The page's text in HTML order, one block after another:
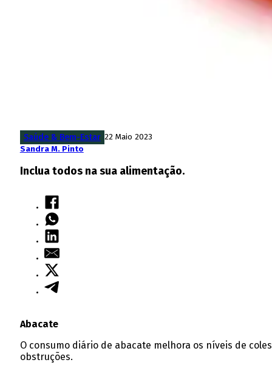
Saúde & Bem-Estar 22 Maio 2023
Sandra M. Pinto
Inclua todos na sua alimentação.
Abacate
O consumo diário de abacate melhora os níveis de
obstruções.